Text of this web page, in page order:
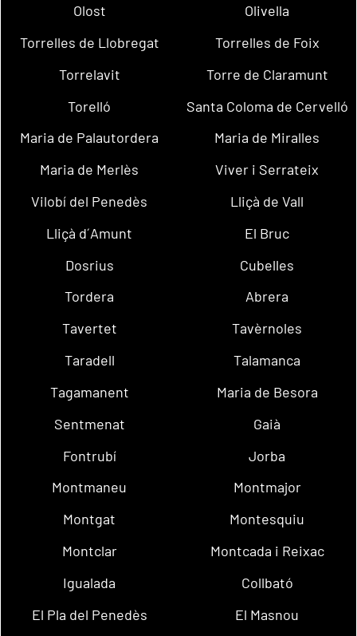
Olost
Olivella
Torrelles de Llobregat
Torrelles de Foix
Torrelavit
Torre de Claramunt
Torelló
Santa Coloma de Cervelló
Maria de Palautordera
Maria de Miralles
Maria de Merlès
Viver i Serrateix
Vilobí del Penedès
Lliçà de Vall
Lliçà d´Amunt
El Bruc
Dosrius
Cubelles
Tordera
Abrera
Tavertet
Tavèrnoles
Taradell
Talamanca
Tagamanent
Maria de Besora
Sentmenat
Gaià
Fontrubí
Jorba
Montmaneu
Montmajor
Montgat
Montesquiu
Montclar
Montcada i Reixac
Igualada
Collbató
El Pla del Penedès
El Masnou